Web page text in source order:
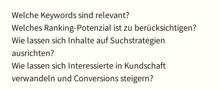
Welche Keywords sind relevant?
Welches Ranking-Potenzial ist zu berücksichtigen?
Wie lassen sich Inhalte auf Suchstrategien
ausrichten?
Wie lassen sich Interessierte in Kundschaft
verwandeln und Conversions steigern?